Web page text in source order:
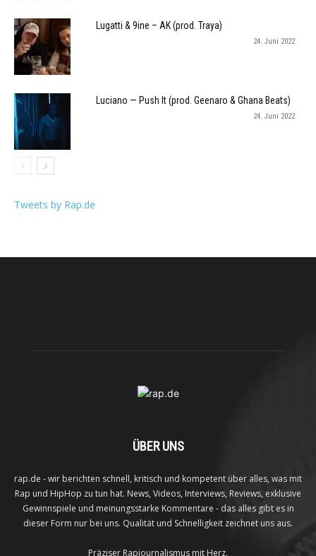
Lugatti & 9ine – AK (prod. Traya)
24. Juni 2022
Luciano — Push It (prod. Geenaro & Ghana Beats)
24. Juni 2022
Tweets by Rap.de
ÜBER UNS
rap.de - wir berichten schnell, kritisch und kompetent über alles, was mit
Rap und HipHop zu tun hat. News, Videos, Interviews, Reviews, exklusive
Gewinnspiele und meinungsstarke Kommentare - das alles gibt es in
dieser Form nur bei uns. Qualität und Schnelligkeit zeichnet uns aus.
Präziser Rapjournalismus mit Herz.